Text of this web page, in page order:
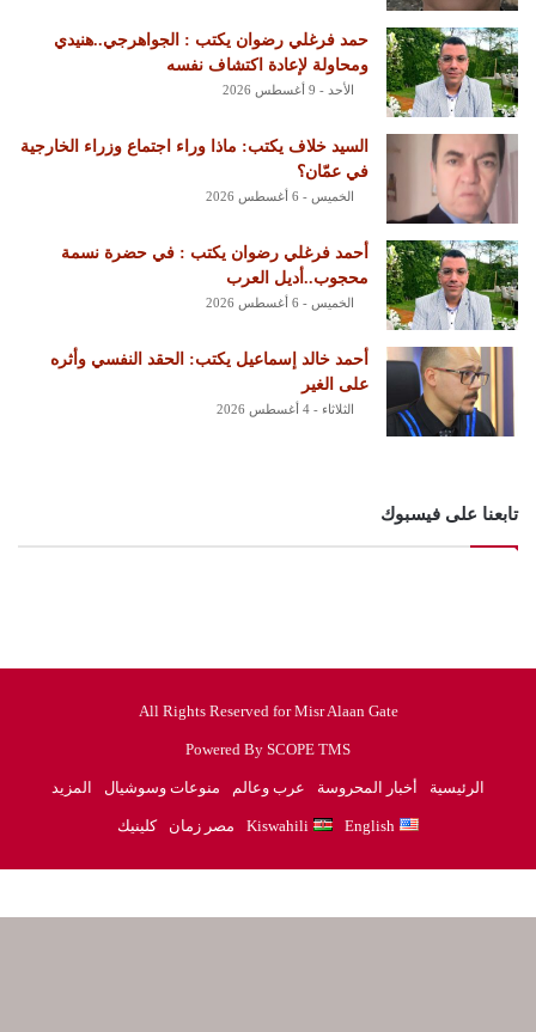
حمد فرغلي رضوان يكتب : الجواهرجي..هنيدي
ومحاولة لإعادة اكتشاف نفسه
الأحد - 9 أغسطس 2026
السيد خلاف يكتب: ماذا وراء اجتماع وزراء الخارجية
في عمّان؟
الخميس - 6 أغسطس 2026
أحمد فرغلي رضوان يكتب : في حضرة نسمة
محجوب..أديل العرب
الخميس - 6 أغسطس 2026
أحمد خالد إسماعيل يكتب: الحقد النفسي وأثره
على الغير
الثلاثاء - 4 أغسطس 2026
تابعنا على فيسبوك
All Rights Reserved for Misr Alaan Gate
Powered By SCOPE TMS
الرئيسية أخبار المحروسة عرب وعالم منوعات وسوشيال المزيد
English
Kiswahili مصر زمان كلينيك